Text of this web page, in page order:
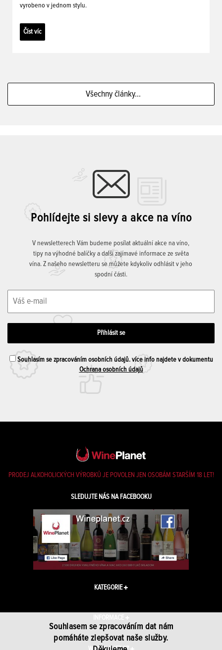
vyrobeno v jednom stylu.
Číst víc
Všechny články...
Pohlídejte si slevy a akce na víno
V newsletterech Vám budeme posílat aktuální akce na víno,
tipy na výhodné balíčky a další zajímavé informace ze světa
vína. Z našeho newsletteru se můžete kdykoliv odhlásit v jeho
spodní části.
Souhlasím se zpracováním osobních údajů. více info najdete v dokumentu
Ochrana osobních údajů
PRODEJ ALKOHOLICKÝCH VÝROBKŮ JE POVOLEN JEN OSOBÁM STARŠÍM 18 LET!
SLEDUJTE NÁS NA FACEBOOKU
KATEGORIE
INFORMACE
Souhlasem se zpracováním dat nám
pomáháte zlepšovat naše služby.